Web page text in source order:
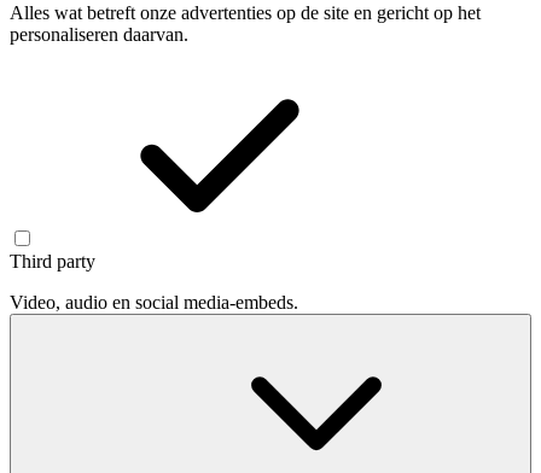
Alles wat betreft onze advertenties op de site en gericht op het
personaliseren daarvan.
Third party
Video, audio en social media-embeds.